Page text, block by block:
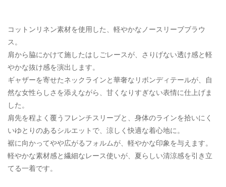
コットンリネン素材を使用した、軽やかなノースリーブブラウ
ス。
肩から脇にかけて施したはしごレースが、さりげない透け感と軽
やかな抜け感を演出します。
ギャザーを寄せたネックラインと華奢なリボンディテールが、自
然な女性らしさを添えながら、甘くなりすぎない表情に仕上げま
した。
肩先を程よく覆うフレンチスリーブと、身体のラインを拾いにく
いゆとりのあるシルエットで、涼しく快適な着心地に。
裾に向かってやや広がるフォルムが、軽やかな印象を与えます。
軽やかな素材感と繊細なレース使いが、夏らしい清涼感を引き立
てる一着です。